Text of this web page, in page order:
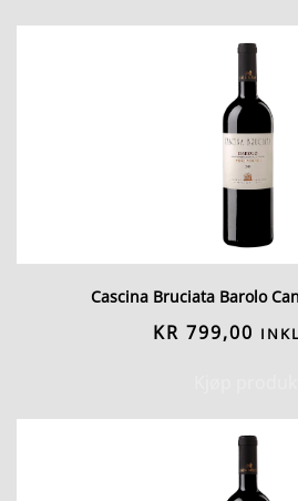
Cascina Bruciata Barolo
KR 799,00